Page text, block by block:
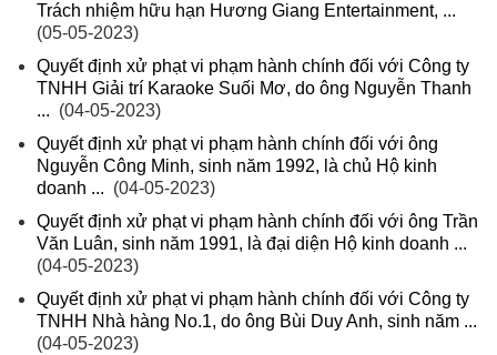
Trách nhiệm hữu hạn Hương Giang Entertainment, ...
(05-05-2023)
Quyết định xử phạt vi phạm hành chính đối với Công ty
TNHH Giải trí Karaoke Suối Mơ, do ông Nguyễn Thanh
... (04-05-2023)
Quyết định xử phạt vi phạm hành chính đối với ông
Nguyễn Công Minh, sinh năm 1992, là chủ Hộ kinh
doanh ... (04-05-2023)
Quyết định xử phạt vi phạm hành chính đối với ông Trần
Văn Luân, sinh năm 1991, là đại diện Hộ kinh doanh ...
(04-05-2023)
Quyết định xử phạt vi phạm hành chính đối với Công ty
TNHH Nhà hàng No.1, do ông Bùi Duy Anh, sinh năm ...
(04-05-2023)